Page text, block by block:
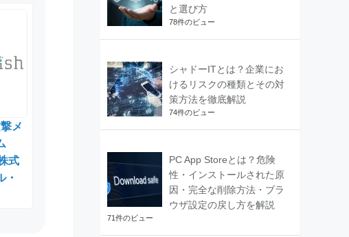
メ
式
・
と選び方
78件のビュー
シャドーITとは？企業にお
けるリスクの種類とその対
策方法を徹底解説
74件のビュー
PC App Storeとは？危険
性・インストールされた原
因・完全な削除方法・ブラ
ウザ設定の戻し方を解説
71件のビュー